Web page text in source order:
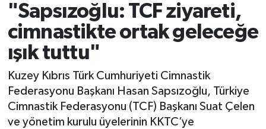
"Sapsızoğlu: TCF ziyareti,
cimnastikte ortak geleceğe
ışık tuttu"
Kuzey Kıbrıs Türk Cumhuriyeti Cimnastik
Federasyonu Başkanı Hasan Sapsızoğlu, Türkiye
Cimnastik Federasyonu (TCF) Başkanı Suat Çelen
ve yönetim kurulu üyelerinin KKTC’ye
SAĞLIK
SPOR
TEKNOLOJİ
TÜRKİYE
Tüm Manşetler
Son Dakika Haberleri
Haber Arşivi